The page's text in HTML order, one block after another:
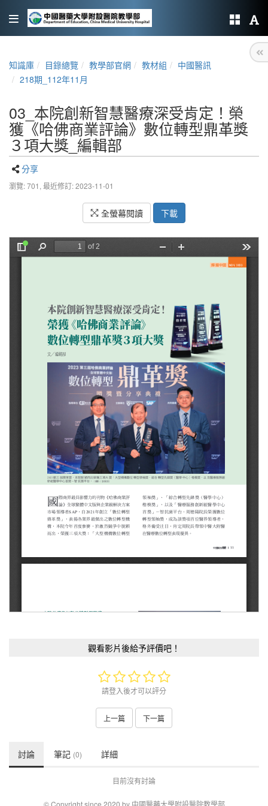
知識庫 目錄總覽 教學部官網 教材組
中國醫訊
218期_112年11月
03_本院創新智慧醫療深受肯定！榮
獲《哈佛商業評論》數位轉型鼎革獎
３項大獎_編輯部
分享
瀏覽: 701, 最近修訂: 2023-11-01
全螢幕閱讀 下載
觀看影片後給予評價吧！
請登入後才可以評分
上一篇 下一篇
討論 筆記 (0) 詳細
目前沒有討論
© Copyright since 2020 by 中國醫藥大學附設醫院教學部